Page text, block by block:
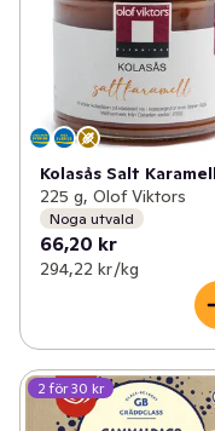
Kolasås Salt Karamell
225 g, Olof Viktors
Noga utvald
66,20 kr
294,22 kr /kg
2 för 30 kr